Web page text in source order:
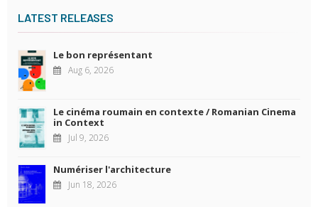
LATEST RELEASES
Le bon représentant
Aug 6, 2026
Le cinéma roumain en contexte / Romanian Cinema
in Context
Jul 9, 2026
Numériser l'architecture
Jun 18, 2026